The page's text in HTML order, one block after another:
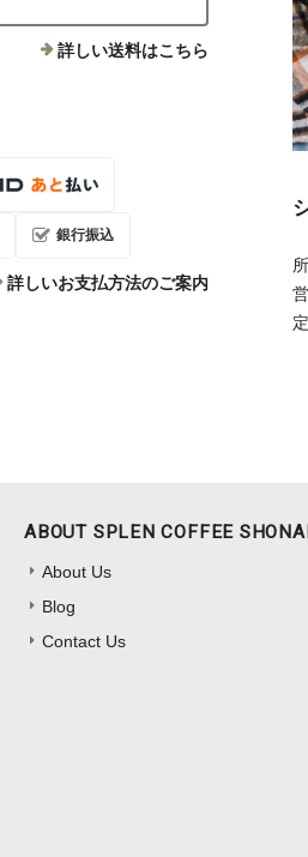
詳しい送料はこちら
銀行振込
詳しいお支払方法のご案内
ABOUT SPLEN COFFEE
About Us
Blog
Contact Us